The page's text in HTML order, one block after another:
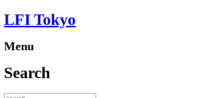
LFI Tokyo
Menu
Search